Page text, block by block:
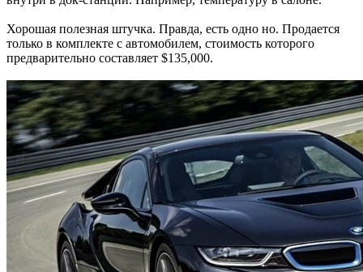
Хорошая полезная штучка. Правда, есть одно но. Продается
только в комплекте с автомобилем, стоимость которого
предварительно составляет $135,000.